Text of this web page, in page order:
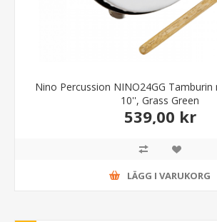
Nino Percussion NINO24GG Tamburin
10'', Grass Green
539,00 kr
LÄGG I VARUKORG